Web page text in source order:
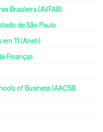
Brasileira (AVFAB)
de São Paulo
em TI (Aneti)
Finanças
of Business (AACSB